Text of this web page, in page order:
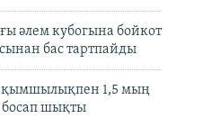
әлем кубогына бойкот
бас тартпайды
1,5 мың
шықты